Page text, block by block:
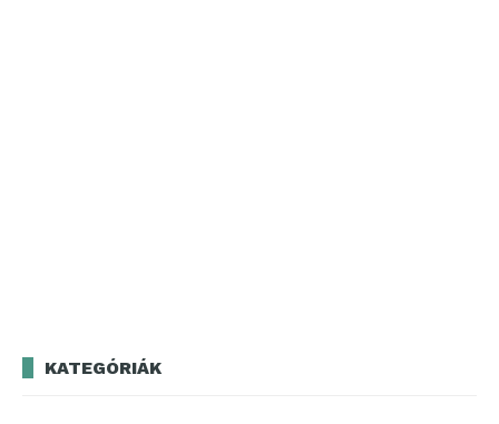
KATEGÓRIÁK